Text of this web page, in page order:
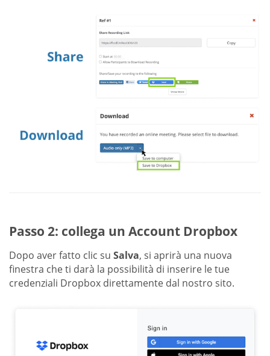
Passo 2: collega un Account Dropbox
Dopo aver fatto clic su Salva, si aprirà una nuova
finestra che ti darà la possibilità di inserire le tue
credenziali Dropbox direttamente dal nostro sito.